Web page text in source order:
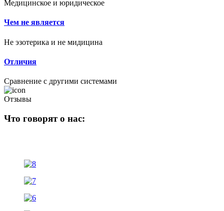
Медицинское и юридическое
Чем не является
Не эзотерика и не мидицина
Отличия
Сравнение с другими системами
Отзывы
Что говорят о нас: